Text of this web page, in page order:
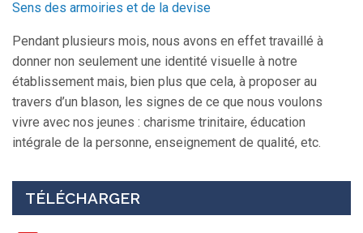
Sens des armoiries et de la devise
Pendant plusieurs mois, nous avons en effet travaillé à
donner non seulement une identité visuelle à notre
établissement mais, bien plus que cela, à proposer au
travers d’un blason, les signes de ce que nous voulons
vivre avec nos jeunes : charisme trinitaire, éducation
intégrale de la personne, enseignement de qualité, etc.
TÉLÉCHARGER